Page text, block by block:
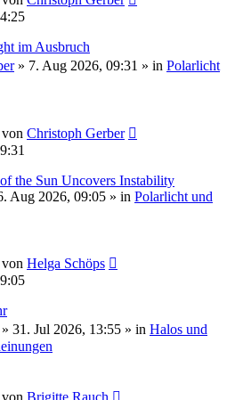
im Ausbruch
» 7. Aug 2026, 09:31 » in Polarlicht
von Christoph Gerber
the Sun Uncovers Instability
Aug 2026, 09:05 » in Polarlicht und
von Helga Schöps
» 31. Jul 2026, 13:55 » in Halos und